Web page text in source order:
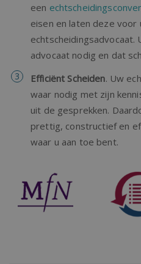
een
eisen en laten deze voor
advocaat nodig en dat
Efficiënt Scheiden. Uw
waar nodig met zijn
uit de gesprekken.
prettig, constructief en
waar u aan toe bent.